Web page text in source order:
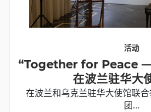
活动
“Together for Peace
在波兰驻华大
在波兰和乌克兰驻华大使馆联
团...